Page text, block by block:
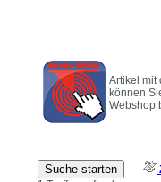
Artikel mit
können
Webshop